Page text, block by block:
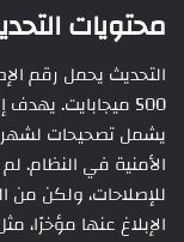
محتويات
500 ميجابايت.
الأمنية في النظام.
للإصلاحات، ولكن من
الإبلاغ عنها مؤخرًا،